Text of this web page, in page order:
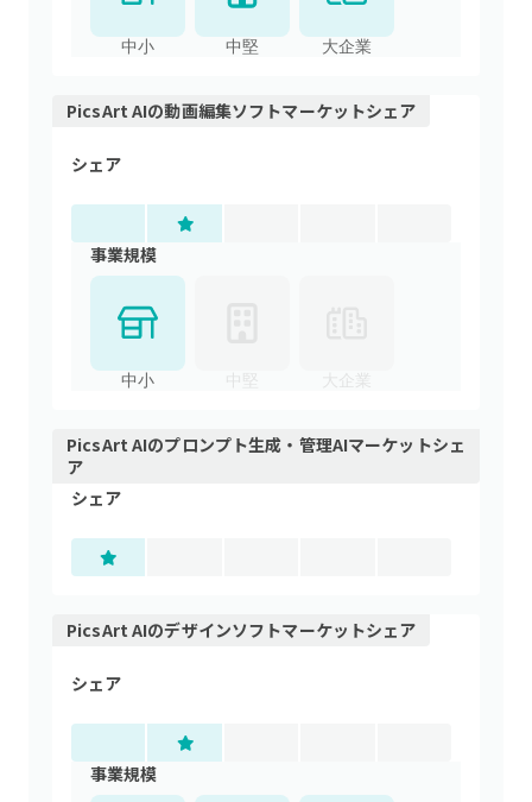
中小 中堅 大企業
PicsArt AIの動画編集ソフトマーケットシェア
シェア
事業規模
中小 大企業
PicsArt AIのプロンプト生成・管理AIマーケットシェ
ア
シェア
PicsArt AIのデザインソフトマーケットシェア
シェア
事業規模